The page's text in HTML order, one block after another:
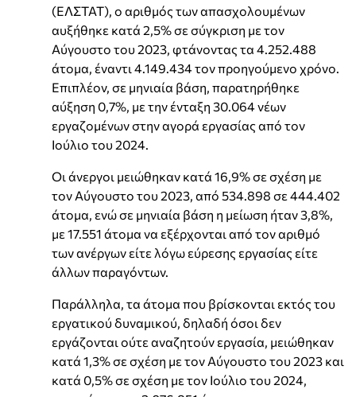
(ΕΛΣΤΑΤ), ο αριθμός των απασχολουμένων
αυξήθηκε κατά 2,5% σε σύγκριση με τον
Αύγουστο του 2023, φτάνοντας τα 4.252.488
άτομα, έναντι 4.149.434 τον προηγούμενο χρόνο.
Επιπλέον, σε μηνιαία βάση, παρατηρήθηκε
αύξηση 0,7%, με την ένταξη 30.064 νέων
εργαζομένων στην αγορά εργασίας από τον
Ιούλιο του 2024.
Οι άνεργοι μειώθηκαν κατά 16,9% σε σχέση με
τον Αύγουστο του 2023, από 534.898 σε 444.402
άτομα, ενώ σε μηνιαία βάση η μείωση ήταν 3,8%,
με 17.551 άτομα να εξέρχονται από τον αριθμό
των ανέργων είτε λόγω εύρεσης εργασίας είτε
άλλων παραγόντων.
Παράλληλα, τα άτομα που βρίσκονται εκτός του
εργατικού δυναμικού, δηλαδή όσοι δεν
εργάζονται ούτε αναζητούν εργασία, μειώθηκαν
κατά 1,3% σε σχέση με τον Αύγουστο του 2023 και
κατά 0,5% σε σχέση με τον Ιούλιο του 2024,